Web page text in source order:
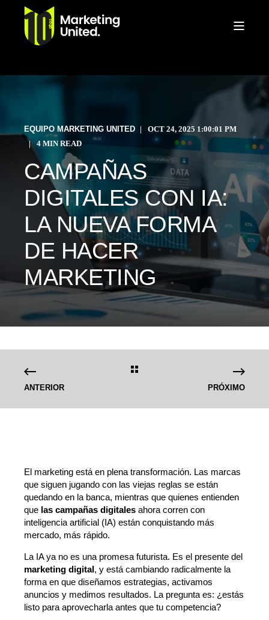
EQUIPO MARKETING UNITED
OCT 24, 2025 1:00:01 PM
4 MIN READ
CAMPAÑAS
DIGITALES CON IA:
LA NUEVA FORMA
DE HACER
MARKETING
ANTERIOR PRÓXIMO
El marketing está en plena transformación. Las marcas
que siguen jugando con las viejas reglas se están
quedando en la banca, mientras que quienes entienden
que las campañas digitales ahora corren con
inteligencia artificial (IA) están conquistando más
mercado, más rápido.
La IA ya no es una promesa futurista. Es el presente del
marketing digital, y está cambiando radicalmente la
forma en que diseñamos estrategias, activamos
anuncios y medimos resultados. La pregunta es: ¿estás
listo para aprovecharla antes que tu competencia?